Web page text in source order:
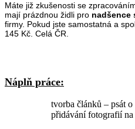
Máte již zkušenosti se
mají prázdnou židli pro nadšence
firmy. Pokud jste samostatná a
145 Kč. Celá ČR.
Náplň práce:
tvorba článků – psát o
přidávání fotografií na